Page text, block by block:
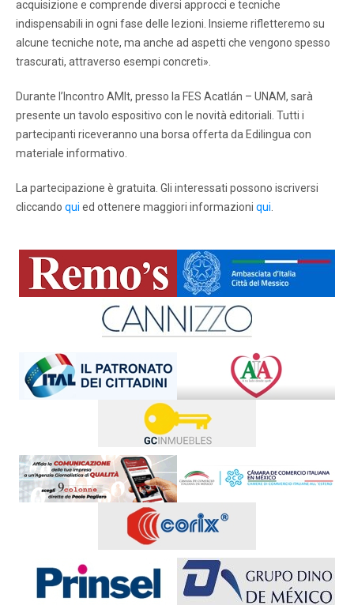
acquisizione e comprende diversi approcci e tecniche
indispensabili in ogni fase delle lezioni. Insieme rifletteremo su
alcune tecniche note, ma anche ad aspetti che vengono spesso
trascurati, attraverso esempi concreti».
Durante l’Incontro AMIt, presso la FES Acatlán – UNAM, sarà
presente un tavolo espositivo con le novità editoriali. Tutti i
partecipanti riceveranno una borsa offerta da Edilingua con
materiale informativo.
La partecipazione è gratuita. Gli interessati possono iscriversi
cliccando qui ed ottenere maggiori informazioni qui